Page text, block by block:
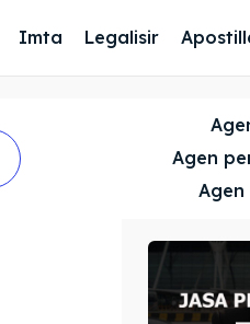
Imta Legalisir
Agen